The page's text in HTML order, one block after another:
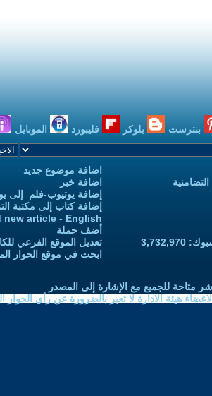
بنترست بلوكر فليبورد الموبايل
اضافة موضوع جديد
اضافة خبر
إضافة يوتيوب-فلم إلى
إضافة كتاب إلى مكتبة
new article - English
أضف حملة
تعديل الموقع الفرعي
ابحث في موقع الحوار
متاحة للجميع مع الإشارة إلى المصدر
هيئة الادارة لا تعبر بالضرورة عن رأي الحوار